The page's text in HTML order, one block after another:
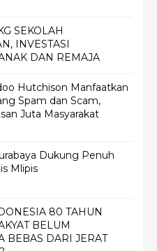
SEKOLAH
INVESTASI
DAN REMAJA
Hutchison Manfaatkan
Spam dan Scam,
Juta Masyarakat
Dukung Penuh
Mlipis
80 TAHUN
BELUM
BEBAS DARI JERAT